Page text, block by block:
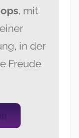
, mit
in der
Freude